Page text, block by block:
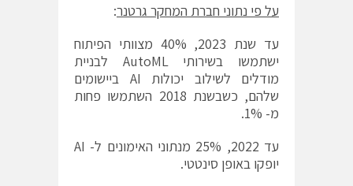
על פי נתוני חברת המחקר גרטנר:
עד שנת 2023, 40% מצוותי הפיתוח
ישתמשו בשירותי AutoML לבניית
מודלים לשילוב יכולות AI ביישומים
שלהם, כשבשנת 2018 השתמשו פחות
מ- 1%.
עד 2022, 25% מנתוני האימונים ל- AI
יופקו באופן סינטטי.